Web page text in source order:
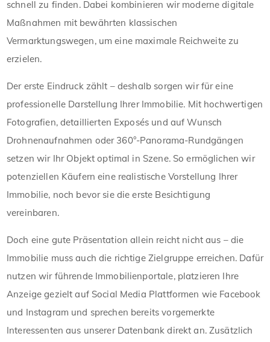
schnell zu finden. Dabei kombinieren wir moderne digitale
Maßnahmen mit bewährten klassischen
Vermarktungswegen, um eine maximale Reichweite zu
erzielen.
Der erste Eindruck zählt – deshalb sorgen wir für eine
professionelle Darstellung Ihrer Immobilie. Mit hochwertigen
Fotografien, detaillierten Exposés und auf Wunsch
Drohnenaufnahmen oder 360°-Panorama-Rundgängen
setzen wir Ihr Objekt optimal in Szene. So ermöglichen wir
potenziellen Käufern eine realistische Vorstellung Ihrer
Immobilie, noch bevor sie die erste Besichtigung
vereinbaren.
Doch eine gute Präsentation allein reicht nicht aus – die
Immobilie muss auch die richtige Zielgruppe erreichen. Dafür
nutzen wir führende Immobilienportale, platzieren Ihre
Anzeige gezielt auf Social Media Plattformen wie Facebook
und Instagram und sprechen bereits vorgemerkte
Interessenten aus unserer Datenbank direkt an. Zusätzlich